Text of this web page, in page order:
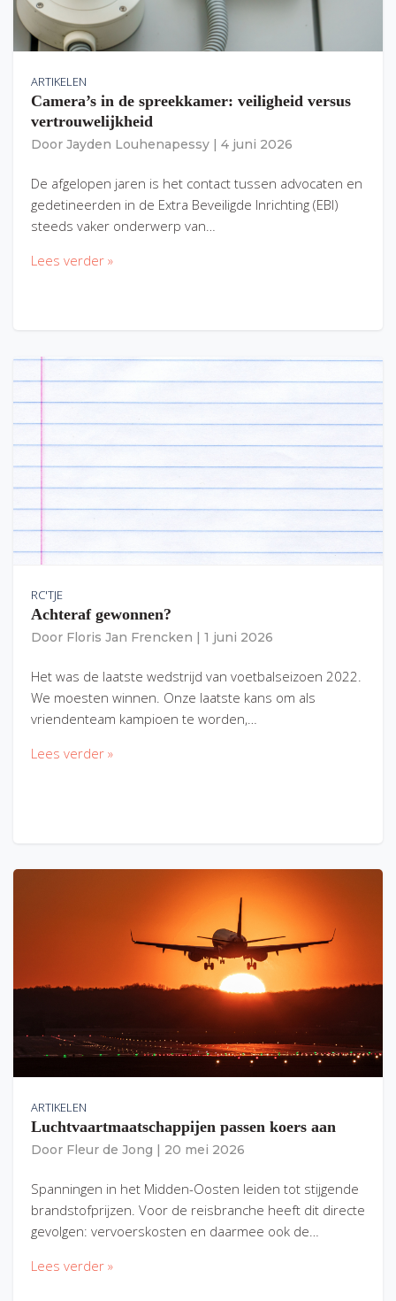
ARTIKELEN
Camera’s in de spreekkamer: veiligheid versus
vertrouwelijkheid
Door Jayden Louhenapessy 4 juni 2026
De afgelopen jaren is het contact tussen advocaten en
gedetineerden in de Extra Beveiligde Inrichting (EBI)
steeds vaker onderwerp van…
Lees verder »
RC'TJE
Achteraf gewonnen?
Door Floris Jan Frencken 1 juni 2026
Het was de laatste wedstrijd van voetbalseizoen 2022.
We moesten winnen. Onze laatste kans om als
vriendenteam kampioen te worden,…
Lees verder »
ARTIKELEN
Luchtvaartmaatschappijen passen koers aan
Door Fleur de Jong 20 mei 2026
Spanningen in het Midden-Oosten leiden tot stijgende
brandstofprijzen. Voor de reisbranche heeft dit directe
gevolgen: vervoerskosten en daarmee ook de…
Lees verder »